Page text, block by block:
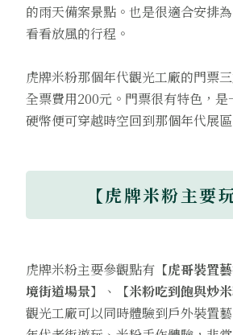
的雨天備案景點。也是很適合安排
看看放風的行程。
虎牌米粉那個年代觀光工廠的門票
全票費用200元。門票很有特色，是
硬幣便可穿越時空回到那個年代展區
【虎牌米粉主要
虎牌米粉主要參觀點有 【虎哥裝置藝
境街道場景】
、 【米粉吃到飽與炒
觀光工廠可以同時體驗到戶外裝置